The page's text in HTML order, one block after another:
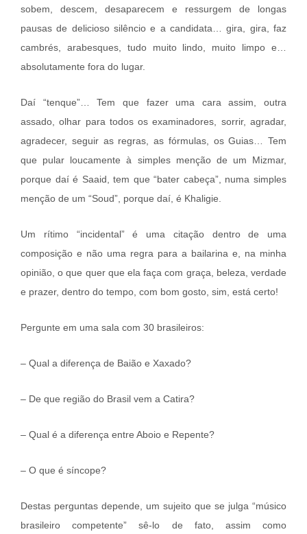
sobem, descem, desaparecem e ressurgem de longas
pausas de delicioso silêncio e a candidata… gira, gira, faz
cambrés, arabesques, tudo muito lindo, muito limpo e…
absolutamente fora do lugar.
Daí “tenque”… Tem que fazer uma cara assim, outra
assado, olhar para todos os examinadores, sorrir, agradar,
agradecer, seguir as regras, as fórmulas, os Guias… Tem
que pular loucamente à simples menção de um Mizmar,
porque daí é Saaid, tem que “bater cabeça”, numa simples
menção de um “Soud”, porque daí, é Khaligie.
Um rítimo “incidental” é uma citação dentro de uma
composição e não uma regra para a bailarina e, na minha
opinião, o que quer que ela faça com graça, beleza, verdade
e prazer, dentro do tempo, com bom gosto, sim, está certo!
Pergunte em uma sala com 30 brasileiros:
– Qual a diferença de Baião e Xaxado?
– De que região do Brasil vem a Catira?
– Qual é a diferença entre Aboio e Repente?
– O que é síncope?
Destas perguntas depende, um sujeito que se julga “músico
brasileiro competente” sê-lo de fato, assim como